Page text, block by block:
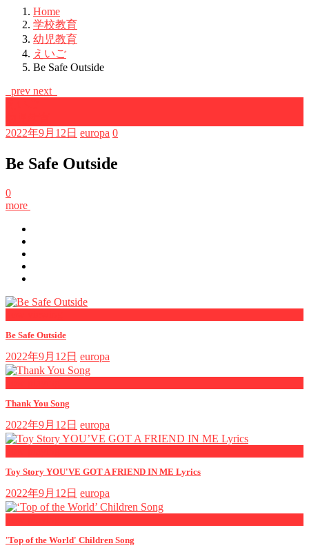
Home
学校教育
幼児教育
えいご
Be Safe Outside
prev next
2022年9月12日 europa 0
Be Safe Outside
0
more
Be Safe Outside
2022年9月12日 europa
Thank You Song
2022年9月12日 europa
Toy Story YOU'VE GOT A FRIEND IN ME Lyrics
2022年9月12日 europa
'Top of the World' Children Song